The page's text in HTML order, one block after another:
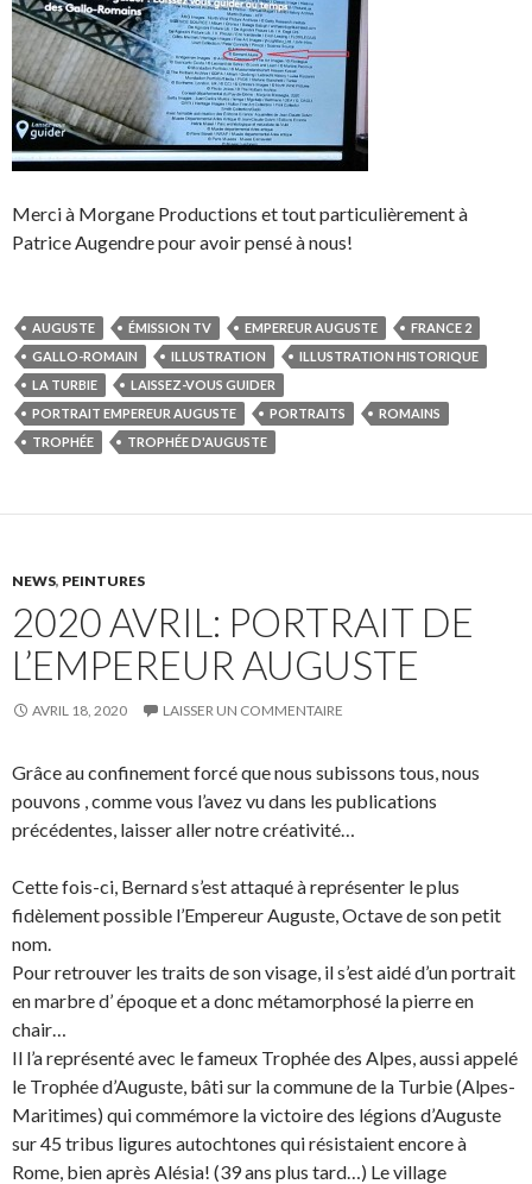
Merci à Morgane Productions et tout particulièrement à
Patrice Augendre pour avoir pensé à nous!
AUGUSTE ÉMISSION TV EMPEREUR AUGUSTE
FRANCE 2
GALLO-ROMAIN
ILLUSTRATION
ILLUSTRATION HISTORIQUE
LA TURBIE
LAISSEZ-VOUS GUIDER
PORTRAIT EMPEREUR AUGUSTE
PORTRAITS
ROMAINS
TROPHÉE
TROPHÉE D'AUGUSTE
NEWS, PEINTURES
2020 AVRIL: PORTRAIT DE
L’EMPEREUR AUGUSTE
AVRIL 18, 2020 LAISSER UN COMMENTAIRE
Grâce au confinement forcé que nous subissons tous, nous
pouvons , comme vous l’avez vu dans les publications
précédentes, laisser aller notre créativité…
Cette fois-ci, Bernard s’est attaqué à représenter le plus
fidèlement possible l’Empereur Auguste, Octave de son petit
nom.
Pour retrouver les traits de son visage, il s’est aidé d’un portrait
en marbre d’ époque et a donc métamorphosé la pierre en
chair…
Il l’a représenté avec le fameux Trophée des Alpes, aussi appelé
le Trophée d’Auguste, bâti sur la commune de la Turbie (Alpes-
Maritimes) qui commémore la victoire des légions d’Auguste
sur 45 tribus ligures autochtones qui résistaient encore à
Rome, bien après Alésia! (39 ans plus tard…) Le village